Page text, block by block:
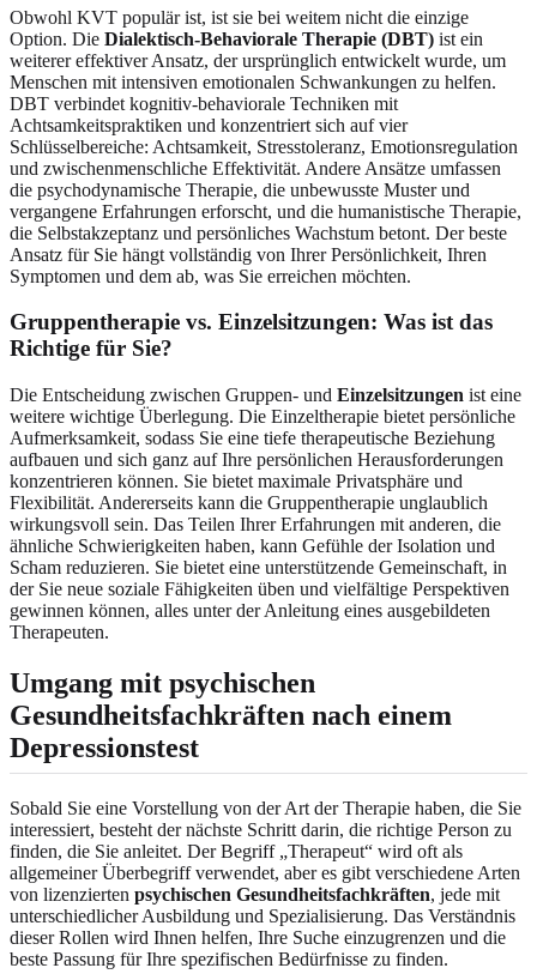
Obwohl KVT populär ist, ist sie bei weitem nicht die einzige
Option. Die Dialektisch-Behaviorale Therapie (DBT) ist ein
weiterer effektiver Ansatz, der ursprünglich entwickelt wurde, um
Menschen mit intensiven emotionalen Schwankungen zu helfen.
DBT verbindet kognitiv-behaviorale Techniken mit
Achtsamkeitspraktiken und konzentriert sich auf vier
Schlüsselbereiche: Achtsamkeit, Stresstoleranz, Emotionsregulation
und zwischenmenschliche Effektivität. Andere Ansätze umfassen
die psychodynamische Therapie, die unbewusste Muster und
vergangene Erfahrungen erforscht, und die humanistische Therapie,
die Selbstakzeptanz und persönliches Wachstum betont. Der beste
Ansatz für Sie hängt vollständig von Ihrer Persönlichkeit, Ihren
Symptomen und dem ab, was Sie erreichen möchten.
Gruppentherapie vs. Einzelsitzungen: Was ist das
Richtige für Sie?
Die Entscheidung zwischen Gruppen- und Einzelsitzungen ist eine
weitere wichtige Überlegung. Die Einzeltherapie bietet persönliche
Aufmerksamkeit, sodass Sie eine tiefe therapeutische Beziehung
aufbauen und sich ganz auf Ihre persönlichen Herausforderungen
konzentrieren können. Sie bietet maximale Privatsphäre und
Flexibilität. Andererseits kann die Gruppentherapie unglaublich
wirkungsvoll sein. Das Teilen Ihrer Erfahrungen mit anderen, die
ähnliche Schwierigkeiten haben, kann Gefühle der Isolation und
Scham reduzieren. Sie bietet eine unterstützende Gemeinschaft, in
der Sie neue soziale Fähigkeiten üben und vielfältige Perspektiven
gewinnen können, alles unter der Anleitung eines ausgebildeten
Therapeuten.
Umgang mit psychischen
Gesundheitsfachkräften nach einem
Depressionstest
Sobald Sie eine Vorstellung von der Art der Therapie haben, die Sie
interessiert, besteht der nächste Schritt darin, die richtige Person zu
finden, die Sie anleitet. Der Begriff „Therapeut“ wird oft als
allgemeiner Überbegriff verwendet, aber es gibt verschiedene Arten
von lizenzierten psychischen Gesundheitsfachkräften, jede mit
unterschiedlicher Ausbildung und Spezialisierung. Das Verständnis
dieser Rollen wird Ihnen helfen, Ihre Suche einzugrenzen und die
beste Passung für Ihre spezifischen Bedürfnisse zu finden.